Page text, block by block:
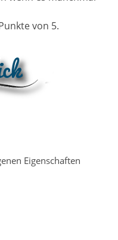
von 5.
Eigenschaften